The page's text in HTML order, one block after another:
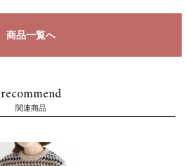
商品一覧へ
recommend
関連商品